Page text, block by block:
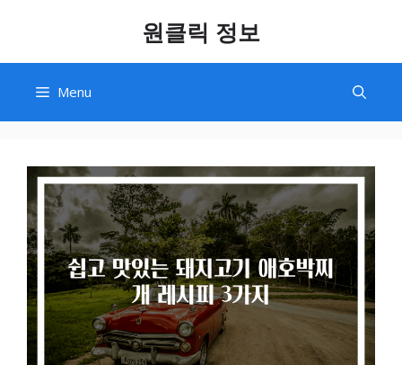
content
원클릭 정보
Menu